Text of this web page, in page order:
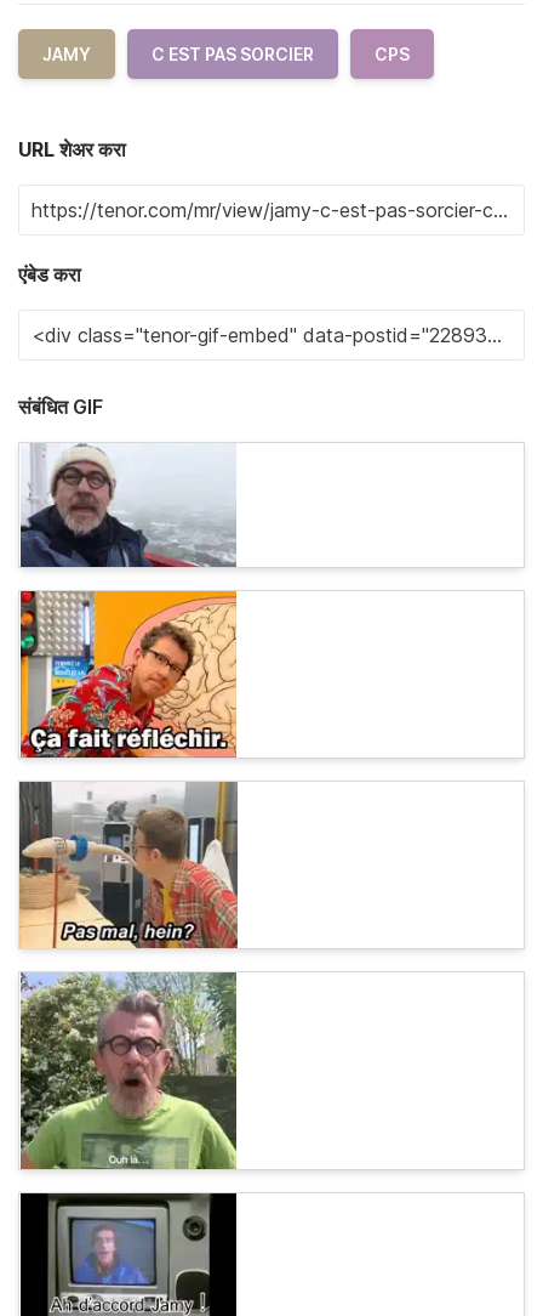
JAMY C EST PAS SORCIER CPS
URL शेअर करा
एंबेड करा
संबंधित GIF